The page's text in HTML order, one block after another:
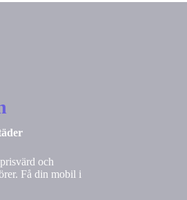
och
Få din mobil i